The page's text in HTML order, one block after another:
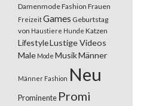
DamenmodeFashion Frauen
FreizeitGames Geburtstag
von Haustiere Hunde Katzen
LifestyleLustige Videos
Male Mode MusikMänner
Männer Fashion Neu
Prominente Promi